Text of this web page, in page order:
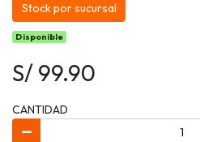
Stock por sucursal
Disponible
S/ 99.90
CANTIDAD